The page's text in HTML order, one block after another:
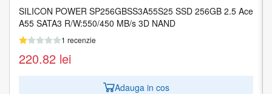
SILICON POWER SP256GBSS3A55S25 SSD 256GB 2.5 Ace
A55 SATA3 R/W:550/450 MB/s 3D NAND
1 recenzie
220.82 lei
Adauga in cos
CORSAIR SSD MP600 PRO XT 2TB NVMe PCIe M.2
1 recenzie
2.282.82lei
Adauga in cos